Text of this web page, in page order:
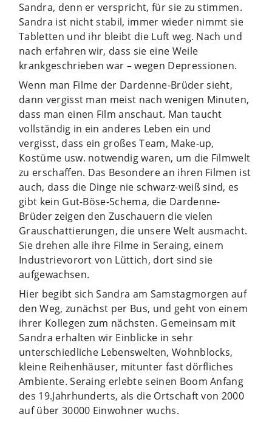
Sandra, denn er verspricht, für sie zu stimmen.
Sandra ist nicht stabil, immer wieder nimmt sie
Tabletten und ihr bleibt die Luft weg. Nach und
nach erfahren wir, dass sie eine Weile
krankgeschrieben war – wegen Depressionen.
Wenn man Filme der Dardenne-Brüder sieht,
dann vergisst man meist nach wenigen Minuten,
dass man einen Film anschaut. Man taucht
vollständig in ein anderes Leben ein und
vergisst, dass ein großes Team, Make-up,
Kostüme usw. notwendig waren, um die Filmwelt
zu erschaffen. Das Besondere an ihren Filmen ist
auch, dass die Dinge nie schwarz-weiß sind, es
gibt kein Gut-Böse-Schema, die Dardenne-
Brüder zeigen den Zuschauern die vielen
Grauschattierungen, die unsere Welt ausmacht.
Sie drehen alle ihre Filme in Seraing, einem
Industrievorort von Lüttich, dort sind sie
aufgewachsen.
Hier begibt sich Sandra am Samstagmorgen auf
den Weg, zunächst per Bus, und geht von einem
ihrer Kollegen zum nächsten. Gemeinsam mit
Sandra erhalten wir Einblicke in sehr
unterschiedliche Lebenswelten, Wohnblocks,
kleine Reihenhäuser, mitunter fast dörfliches
Ambiente. Seraing erlebte seinen Boom Anfang
des 19.Jahrhunderts, als die Ortschaft von 2000
auf über 30000 Einwohner wuchs.